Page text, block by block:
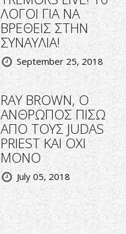
ΛΟΓΟΙ ΓΙΑ ΝΑ
ΒΡΕΘΕΙΣ ΣΤΗΝ
ΣΥΝΑΥΛΙΑ!
September 25, 2018
RΑΥ BROWN, O
ΑΝΘΡΩΠΟΣ ΠΙΣΩ
ΑΠΟ ΤΟΥΣ JUDAS
PRIEST KAI OXI
MONO
July 05, 2018